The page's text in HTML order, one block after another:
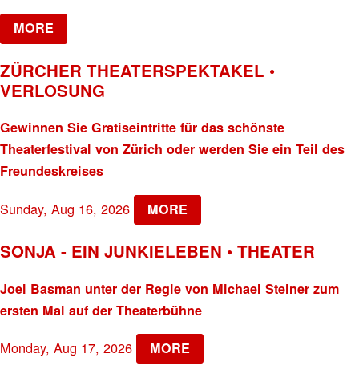
MORE
ZÜRCHER THEATERSPEKTAKEL •
VERLOSUNG
Gewinnen Sie Gratiseintritte für das schönste
Theaterfestival von Zürich oder werden Sie ein Teil des
Freundeskreises
Sunday, Aug 16, 2026 MORE
SONJA - EIN JUNKIELEBEN • THEATER
Joel Basman unter der Regie von Michael Steiner zum
ersten Mal auf der Theaterbühne
Monday, Aug 17, 2026 MORE